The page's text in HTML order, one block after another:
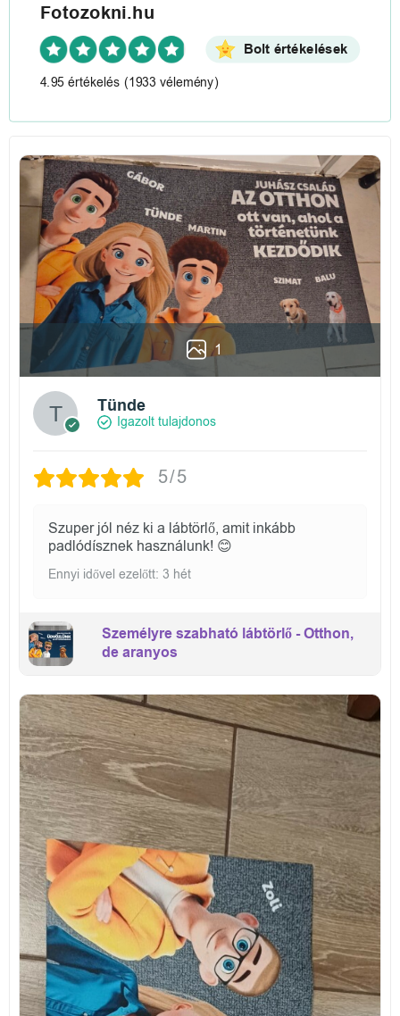
Fotozokni.hu
Bolt értékelések
4.95 értékelés (1933 vélemény)
1
Tünde
Igazolt tulajdonos
5/5
Szuper jól néz ki a lábtörlő, amit inkább
padlódísznek használunk! 😊
Ennyi idővel ezelőtt: 3 hét
Személyre szabható lábtörlő - Otthon,
de aranyos